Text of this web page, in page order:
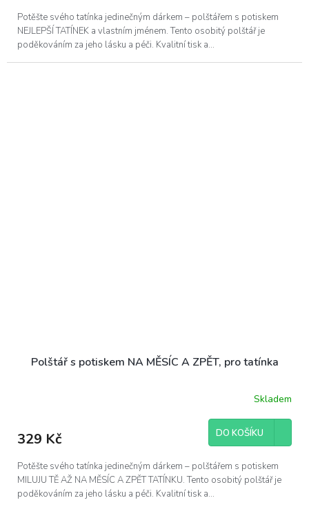
Potěšte svého tatínka jedinečným dárkem – polštářem s potiskem
NEJLEPŠÍ TATÍNEK a vlastním jménem. Tento osobitý polštář je
poděkováním za jeho lásku a péči. Kvalitní tisk a...
Polštář s potiskem NA MĚSÍC A ZPĚT, pro tatínka
Skladem
329 Kč DO KOŠÍKU
Potěšte svého tatínka jedinečným dárkem – polštářem s potiskem
MILUJU TĚ AŽ NA MĚSÍC A ZPĚT TATÍNKU. Tento osobitý polštář je
poděkováním za jeho lásku a péči. Kvalitní tisk a...